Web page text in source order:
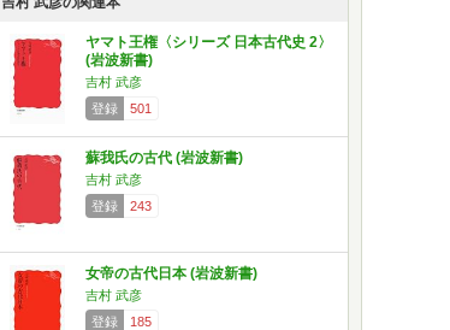
ヤマト王権〈シリーズ 日本古代史 2〉
(岩波新書)
吉村 武彦
登録
501
蘇我氏の古代 (岩波新書)
吉村 武彦
登録
243
女帝の古代日本 (岩波新書)
吉村 武彦
登録
185